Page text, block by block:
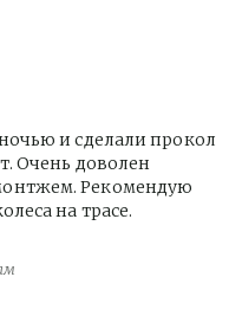
и сделали прокол
Очень доволен
Рекомендую
на трасе.